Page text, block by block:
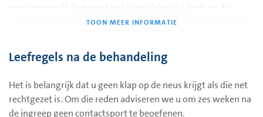
mensen wordt de neusstand in een later stadium op de
operatiekamer opnieuw gecorrigeerd. Dat is een veel
Leefregels na de behandeling
Het is belangrijk dat u geen klap op de neus krijgt als die net
rechtgezet is. Om die reden adviseren we u om zes weken na
de ingreep geen contactsport te beoefenen.